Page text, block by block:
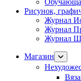
Рисунок,
Журнал
Журнал
Журнал
Магазин